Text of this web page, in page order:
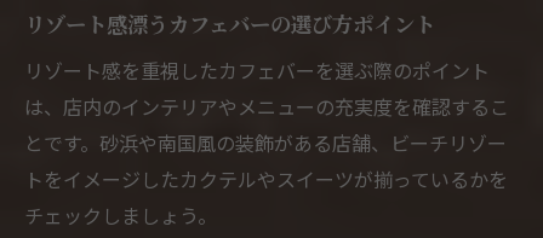
リゾート感漂うカフェバーの選び方ポイント
リゾート感を重視したカフェバーを選ぶ際のポイント
は、店内のインテリアやメニューの充実度を確認するこ
とです。砂浜や南国風の装飾がある店舗、ビーチリゾー
トをイメージしたカクテルやスイーツが揃っているかを
チェックしましょう。